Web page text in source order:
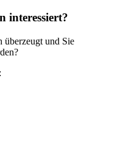
interessiert?
überzeugt und Sie